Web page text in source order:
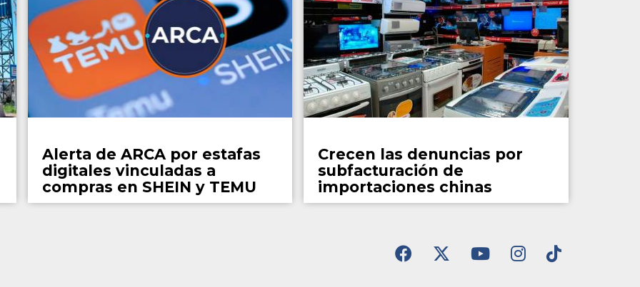
Alerta de ARCA por estafas
digitales vinculadas a
compras en SHEIN y TEMU
Crecen las denuncias por
subfacturación de
importaciones chinas